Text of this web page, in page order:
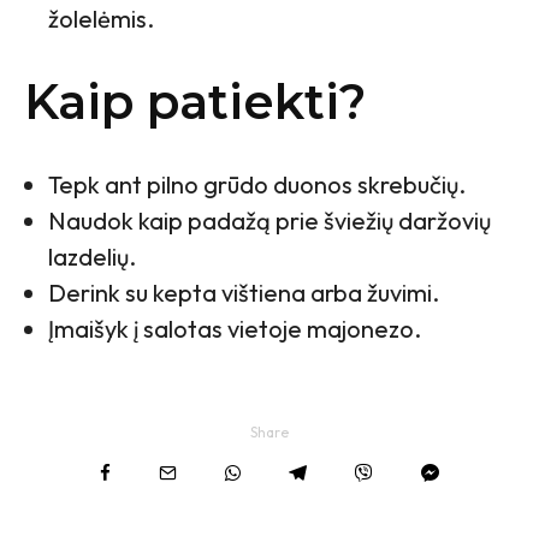
žolelėmis.
Kaip patiekti?
Tepk ant pilno grūdo duonos skrebučių.
Naudok kaip padažą prie šviežių daržovių
lazdelių.
Derink su kepta vištiena arba žuvimi.
Įmaišyk į salotas vietoje majonezo.
Share